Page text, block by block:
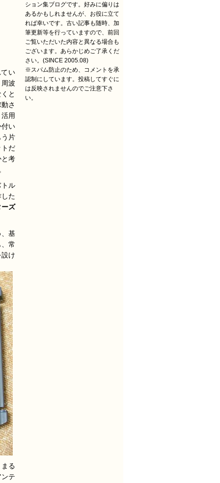
い
波
と
さ
用
い
片
だ
考
ル
た
ーズ
基
常
け
る
テ
ション集ブログです。好みに偏りは
あるかもしれませんが、お役に立て
れば幸いです。古い記事も随時、加
筆更新等を行っていますので、前回
ご覧いただいた内容と異なる場合も
ございます。あらかじめご了承くだ
さい。(SINCE 2005.08)
※スパム防止のため、コメントを承
認制にしています。投稿してすぐに
は反映されませんのでご注意下さ
い。